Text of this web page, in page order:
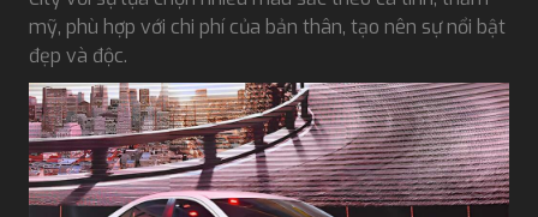
mỹ, phù hợp với chi phí của bản thân, tạo nên sự nổi bật
đẹp và độc.